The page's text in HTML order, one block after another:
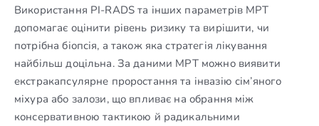
Використання PI-RADS та інших параметрів МРТ
допомагає оцінити рівень ризику та вирішити, чи
потрібна біопсія, а також яка стратегія лікування
найбільш доцільна. За даними МРТ можно виявити
екстракапсулярне проростання та інвазію сім’яного
міхура або залози, що впливає на обрання між
консервативною тактикою й радикальними